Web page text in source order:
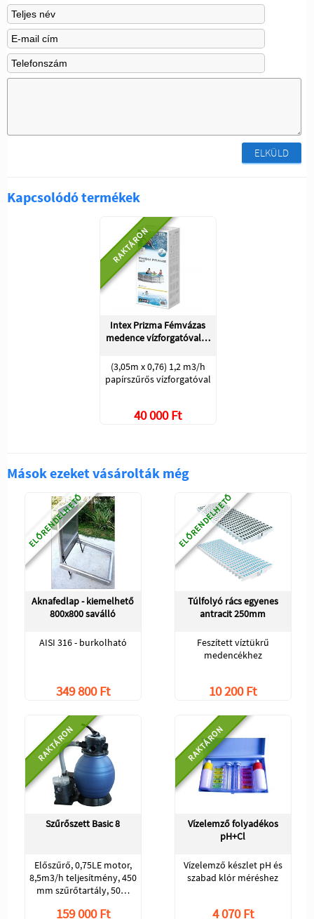
ELKÜLD
Kapcsolódó termékek
RAKTÁRON
Intex Prizma Fémvázas
medence vízforgatóval…
(3,05m x 0,76) 1,2 m3/h
papírszűrős vízforgatóval
40 000 Ft
Mások ezeket vásárolták még
ELŐRENDELHETŐ
Aknafedlap - kiemelhető
800x800 saválló
AISI 316 - burkolható
349 800 Ft
ELŐRENDELHETŐ
Túlfolyó rács egyenes
antracit 250mm
Feszített víztükrű
medencékhez
10 200 Ft
RAKTÁRON
Szűrőszett Basic 8
Előszűrő, 0,75LE motor,
8,5m3/h teljesítmény, 450
mm szűrőtartály, 50…
159 000 Ft
RAKTÁRON
Vízelemző folyadékos
pH+Cl
Vízelemző készlet pH és
szabad klór méréshez
4 070 Ft